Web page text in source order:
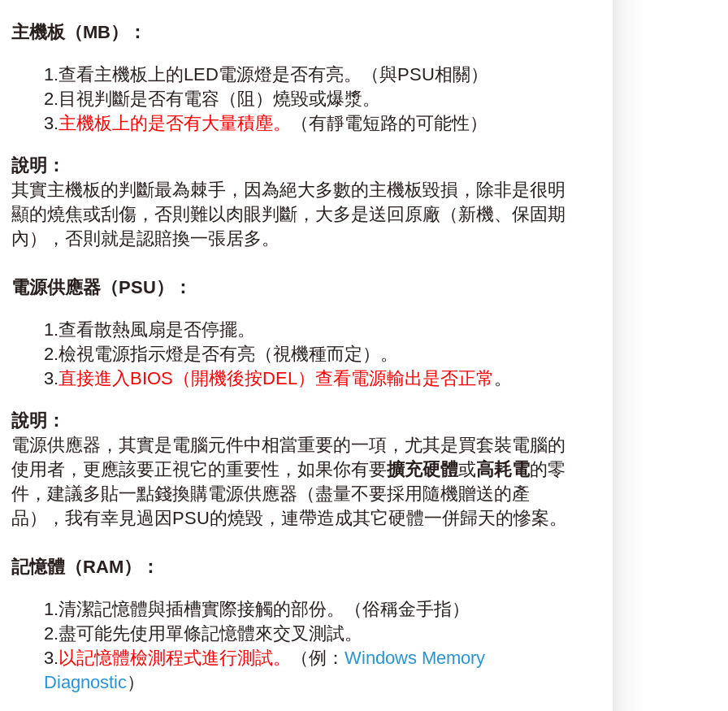
主機板（MB）：
1.查看主機板上的LED電源燈是否有亮。（與PSU相關）
2.目視判斷是否有電容（阻）燒毀或爆漿。
3.主機板上的是否有大量積塵。 （有靜電短路的可能性）
說明：
其實主機板的判斷最為棘手，因為絕大多數的主機板毀損，除非是很明
顯的燒焦或刮傷，否則難以肉眼判斷，大多是送回原廠（新機、保固期
內），否則就是認賠換一張居多。
電源供應器（PSU）：
1.查看散熱風扇是否停擺。
2.檢視電源指示燈是否有亮（視機種而定）。
3.直接進入BIOS（開機後按DEL）查看電源輸出是否正常 。
說明：
電源供應器，其實是電腦元件中相當重要的一項，尤其是買套裝電腦的
使用者，更應該要正視它的重要性，如果你有要擴充硬體或高耗電的零
件，建議多貼一點錢換購電源供應器（盡量不要採用隨機贈送的產
品），我有幸見過因PSU的燒毀，連帶造成其它硬體一併歸天的慘案。
記憶體（RAM）：
1.清潔記憶體與插槽實際接觸的部份。（俗稱金手指）
2.盡可能先使用單條記憶體來交叉測試。
3.以記憶體檢測程式進行測試。 （例： Windows Memory
Diagnostic）